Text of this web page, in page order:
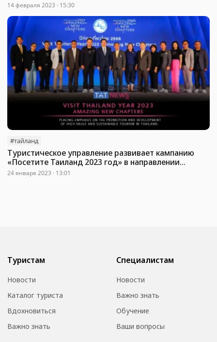
14 февраля 2023 · 15:30
#тайланд
Туристическое управление развивает кампанию
«Посетите Таиланд 2023 год» в направлении
осознанных путешествий
24 января 2023 · 13:01
Туристам
Новости
Каталог туриста
Вдохновиться
Важно знать
Специалистам
Новости
Важно знать
Обучение
Ваши вопросы